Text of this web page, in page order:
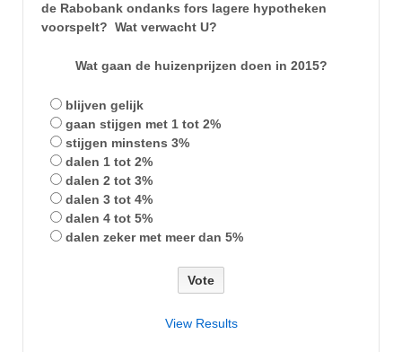
de Rabobank ondanks fors lagere hypotheken
voorspelt? Wat verwacht U?
Wat gaan de huizenprijzen doen in 2015?
blijven gelijk
gaan stijgen met 1 tot 2%
stijgen minstens 3%
dalen 1 tot 2%
dalen 2 tot 3%
dalen 3 tot 4%
dalen 4 tot 5%
dalen zeker met meer dan 5%
View Results